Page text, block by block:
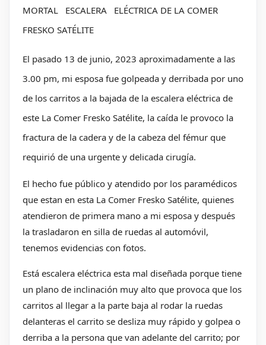
MORTAL ESCALERA ELÉCTRICA DE LA COMER
FRESKO SATÉLITE
El pasado 13 de junio, 2023 aproximadamente a las
3.00 pm, mi esposa fue golpeada y derribada por uno
de los carritos a la bajada de la escalera eléctrica de
este La Comer Fresko Satélite, la caída le provoco la
fractura de la cadera y de la cabeza del fémur que
requirió de una urgente y delicada cirugía.
El hecho fue público y atendido por los paramédicos
que estan en esta La Comer Fresko Satélite, quienes
atendieron de primera mano a mi esposa y después
la trasladaron en silla de ruedas al automóvil,
tenemos evidencias con fotos.
Está escalera eléctrica esta mal diseñada porque tiene
un plano de inclinación muy alto que provoca que los
carritos al llegar a la parte baja al rodar la ruedas
delanteras el carrito se desliza muy rápido y golpea o
derriba a la persona que van adelante del carrito; por